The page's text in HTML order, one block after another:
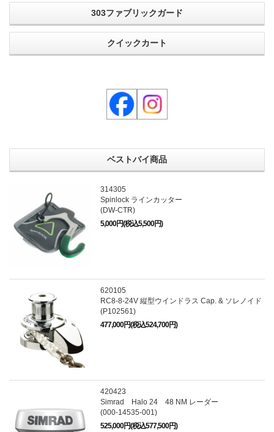
303ファブリックガード
クイックカート
ベストバイ商品
314305
Spinlock ラインカッター
(DW-CTR)
5,000円(税込5,500円)
620105
RC8-8-24V 縦型ウインドラス Cap. & ソレノイド
(P102561)
477,000円(税込524,700円)
420423
Simrad Halo 24 48 NM レーダー
(000-14535-001)
525,000円(税込577,500円)